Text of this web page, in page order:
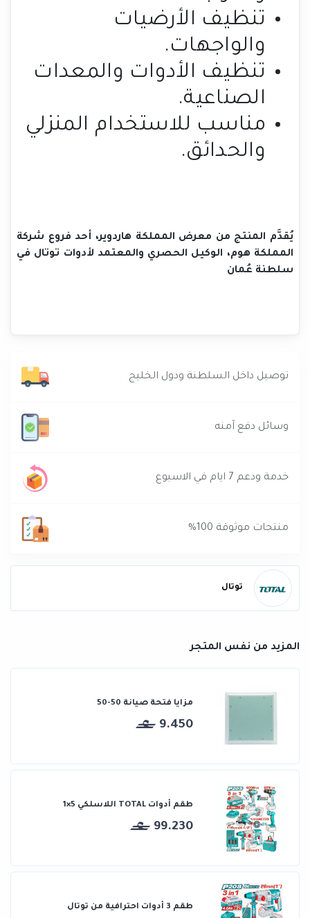
تنظيف الأرضيات
والواجهات.
تنظيف الأدوات والمعدات
الصناعية.
مناسب للاستخدام المنزلي
والحدائق.
يُقدَّم المنتج من معرض المملكة هاردوير، أحد فروع شركة
المملكة هوم، الوكيل الحصري والمعتمد لأدوات توتال في
سلطنة عُمان
توصيل داخل السلطنة ودول الخليج
وسائل دفع آمنه
خدمة ودعم 7 ايام في الاسبوع
منتجات موثوقة 100%
توتال
المزيد من نفس المتجر
مزايا فتحة صيانة 50-50
9.450
طقم أدوات TOTAL اللاسلكي 5×1
99.230
طقم 3 أدوات احترافية من توتال